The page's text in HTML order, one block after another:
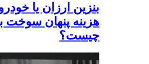
بنزین ارزان یا
هزینه پنهان سوخت
چیست؟